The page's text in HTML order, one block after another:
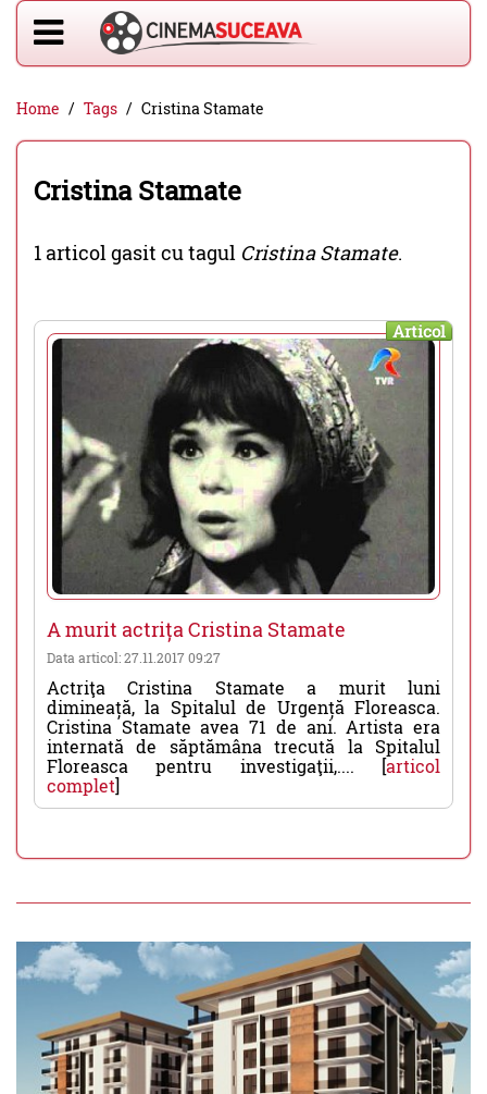
Home Tags Cristina Stamate
Cristina Stamate
1 articol gasit cu tagul Cristina Stamate.
Articol
A murit actrița Cristina Stamate
Data articol: 27.11.2017 09:27
Actriţa Cristina Stamate a murit luni
dimineață, la Spitalul de Urgență Floreasca.
Cristina Stamate avea 71 de ani. Artista era
internată de săptămâna trecută la Spitalul
Floreasca pentru investigaţii,.... [articol
complet]